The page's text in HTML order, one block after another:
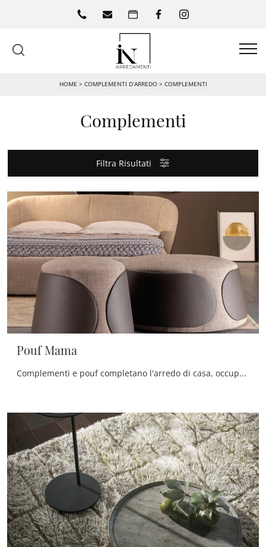
HOME > COMPLEMENTI D’ARREDO > COMPLEMENTI
Complementi
Filtra Risultati
Pouf Mama
Complementi e pouf completano l'arredo di casa, occupando lo spazio in maniera utile e rendendolo accogliente e bello da vedere.